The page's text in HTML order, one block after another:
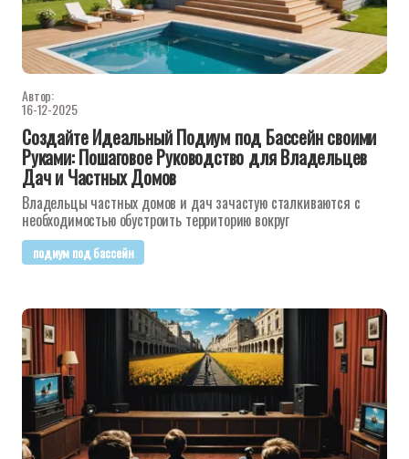
Автор:
16-12-2025
Создайте Идеальный Подиум под Бассейн своими
Руками: Пошаговое Руководство для Владельцев
Дач и Частных Домов
Владельцы частных домов и дач зачастую сталкиваются с
необходимостью обустроить территорию вокруг
подиум под бассейн